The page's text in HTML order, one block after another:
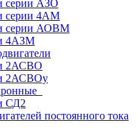
серии АЗО
серии 4АМ
серии АОВМ
4АЗМ
2АСВО
2АСВОу
СД2
постоянного тока